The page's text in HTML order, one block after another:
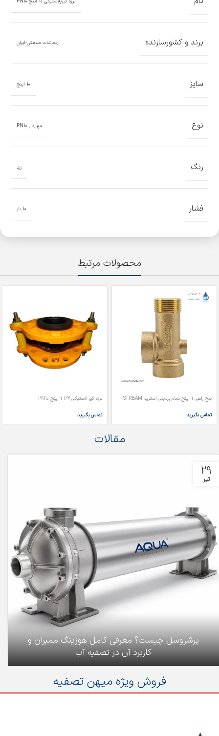
برند و کشورسازنده ارتعاشات صنعتی-ایران
سایز 10 اینچ
نوع مهاردار PN10
رنگ زرد
فشار 10 بار
محصولات مرتبط
پنج راهی 1 اینج تمام برنجی استریم STREAM
تماس بگیرید
لرزه گیر لاستیکی 1/2 1 اینچ PN10
تماس بگیرید
مقالات
29
تیر
پرشروسل چیست؟ معرفی کامل هوزینگ ممبران و
کاربرد آن در تصفیه آب
فروش ویژه میهن تصفیه